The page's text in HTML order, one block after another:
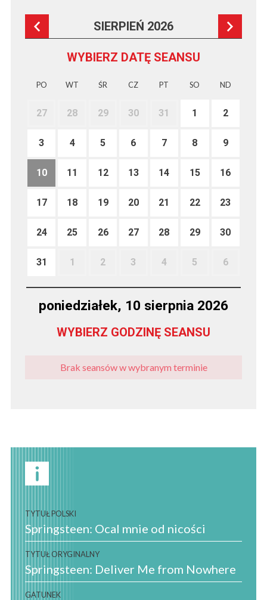
SIERPIEŃ 2026
WYBIERZ DATĘ SEANSU
PO WT ŚR CZ PT SO ND
27 28 29 30 31 1 2
3 4 5 6 7 8 9
10 11 12 13 14 15 16
17 18 19 20 21 22 23
24 25 26 27 28 29 30
31 1 2 3 4 5 6
poniedziałek, 10 sierpnia 2026
WYBIERZ GODZINĘ SEANSU
Brak seansów w wybranym terminie
TYTUŁ POLSKI
Springsteen: Ocal mnie od nicości
TYTUŁ ORYGINALNY
Springsteen: Deliver Me from Nowhere
GATUNEK